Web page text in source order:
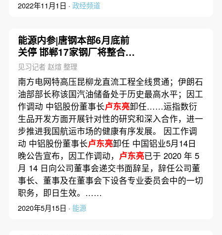
2022年11月1日 · 政经频道
能源内参|唐钢本部6月底前
关停 邯郸17家钢厂将整合为
8家；一季度煤炭行业利润同
比下降三成
见习记者 赵煊 整理
南方电网特高压昆柳龙直流工程全线贯通；伊朗石
油部部长称该国汽油储备处于历史最高水平；因工
作调动 中铝股份董事长卢东亮卸任……运指数衍
生品开发方面开展针对性的研究和深入合作，进一
步推进我国航运市场的健康有序发展。 因工作调
动 中铝股份董事长卢东亮卸任 中国铝业5月14日
晚公告宣布，因工作调动， 卢东亮已于 2020 年 5
月 14 日向公司董事会递交书面辞呈，辞任公司董
事长、董事及在董事会下设各专业委员会中的一切
职务，即日生效。……
2020年5月15日 · 能源